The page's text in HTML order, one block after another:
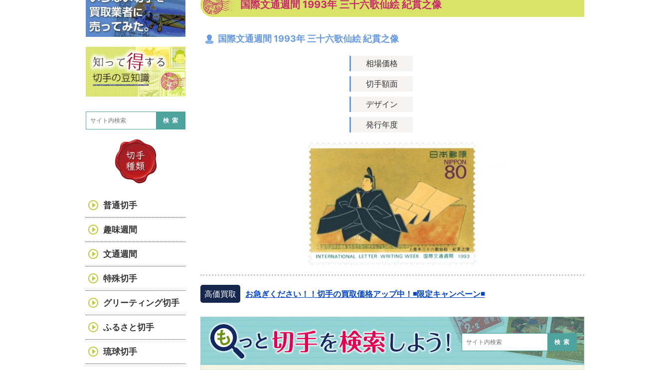
国際文通週間 1993年 三十六歌仙絵 紀貫之像
国際文通週間 1993年 三十六歌仙絵 紀貫之像
相場価格
切手額面
デザイン
発行年度
高価買取 お急ぎください！！切手の買取価格アップ中！◾️限定キャンペーン◾️
検索
検索
普通切手
趣味週間
文通週間
特殊切手
グリーティング切手
ふるさと切手
琉球切手